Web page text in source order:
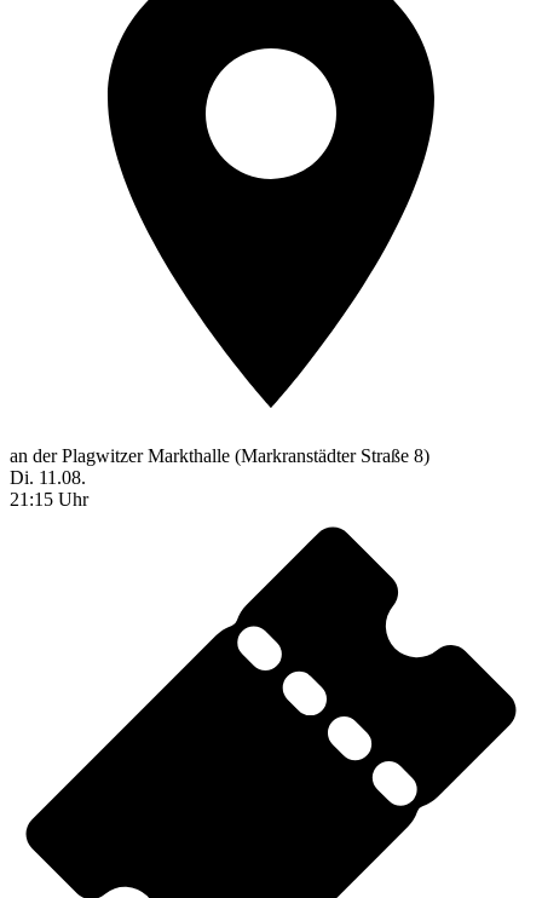
an der Plagwitzer Markthalle (Markranstädter Straße 8)
Di. 11.08.
21:15 Uhr